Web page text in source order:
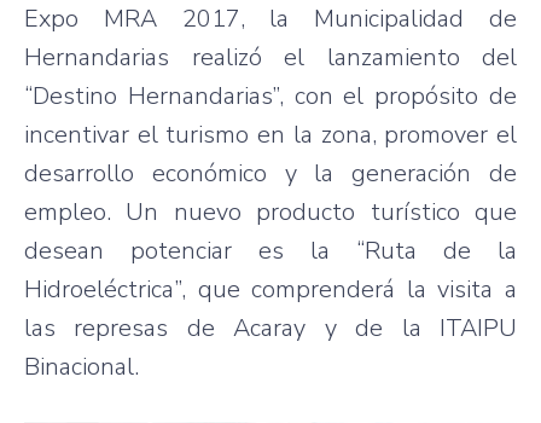
Expo MRA 2017, la Municipalidad de
Hernandarias realizó el lanzamiento del
“Destino Hernandarias”, con el propósito de
incentivar el turismo en la zona, promover el
desarrollo económico y la generación de
empleo. Un nuevo producto turístico que
desean potenciar es la “Ruta de la
Hidroeléctrica”, que comprenderá la visita a
las represas de Acaray y de la ITAIPU
Binacional.